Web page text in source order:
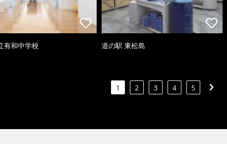
有和中学校 道の駅 東松島
1 2 3 4 5